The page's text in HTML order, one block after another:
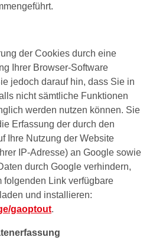
der Cookies durch eine
Ihrer Browser-Software
jedoch darauf hin, dass Sie in
nicht sämtliche Funktionen
werden nutzen können. Sie
Erfassung der durch den
Ihre Nutzung der Website
IP-Adresse) an Google sowie
durch Google verhindern,
folgenden Link verfügbare
und installieren:
gaoptout.